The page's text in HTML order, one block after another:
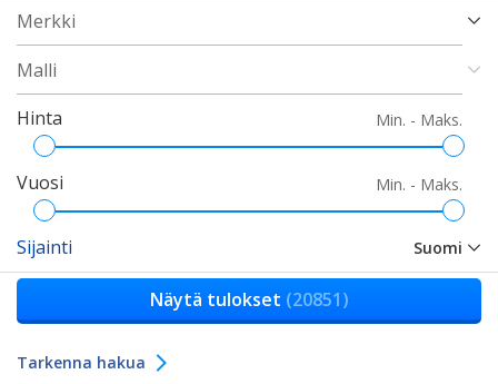
Min. - Maks.
Hinta
Min. - Maks.
Vuosi
Suomi
Sijainti
Näytä tulokset (20851)
Tarkenna hakua